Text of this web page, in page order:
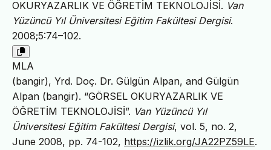
OKURYAZARLIK VE ÖĞRETİM TEKNOLOJİSİ. Van
Yüzüncü Yıl Üniversitesi Eğitim Fakültesi Dergisi.
2008;5:74–102.
MLA
(bangir), Yrd. Doç. Dr. Gülgün Alpan, and Gülgün
Alpan (bangir). “GÖRSEL OKURYAZARLIK VE
ÖĞRETİM TEKNOLOJİSİ”. Van Yüzüncü Yıl
Üniversitesi Eğitim Fakültesi Dergisi, vol. 5, no. 2,
June 2008, pp. 74-102, https://izlik.org/JA22PZ59LE.